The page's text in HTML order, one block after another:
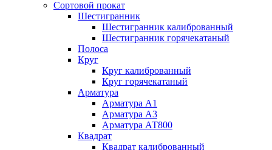
Сортовой прокат
Шестигранник
Шестигранник калиброванный
Шестигранник горячекатаный
Полоса
Круг
Круг калиброванный
Круг горячекатаный
Арматура
Арматура А1
Арматура А3
Арматура АТ800
Квадрат
Квадрат калиброванный